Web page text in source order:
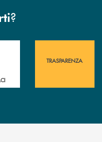
?
filiali&nbsp; di Banca
di assistenza immediata?
TRASPARENZA